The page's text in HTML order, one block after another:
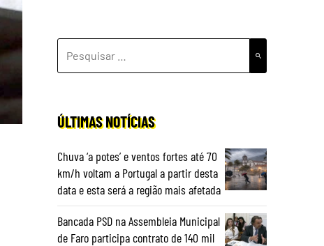
POR:
ÚLTIMAS NOTÍCIAS
Chuva ‘a potes’ e ventos fortes até 70
km/h voltam a Portugal a partir desta
data e esta será a região mais afetada
Bancada PSD na Assembleia Municipal
de Faro participa contrato de 140 mil